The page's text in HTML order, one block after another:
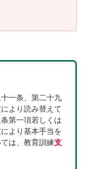
一条、第二十九
より読み替えて
第一項若しくは
より基本手当を
は、教育訓練支